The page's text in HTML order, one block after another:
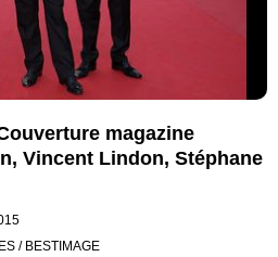
magazine
Vincent Lindon, Stéphane
/ BESTIMAGE